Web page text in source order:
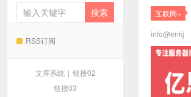
RSS订阅
文库系统 | 链接02
链接03
互联网+
info@enkj